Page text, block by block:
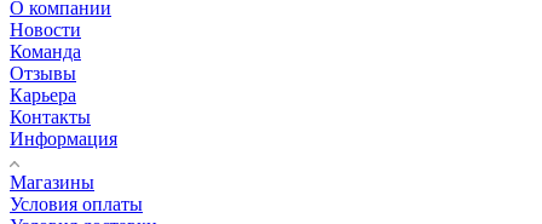
О компании
Новости
Команда
Отзывы
Карьера
Контакты
Информация
Магазины
Условия оплаты